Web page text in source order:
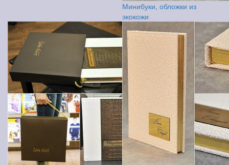
Минибуки, обложки из
экокожи